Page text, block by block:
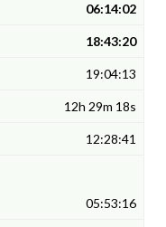
06:14:02
18:43:20
19:04:13
12h 29m 18s
12:28:41
05:53:16